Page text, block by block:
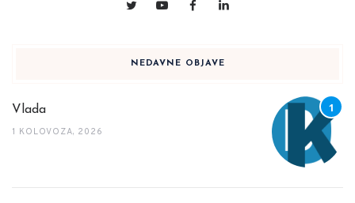
NEDAVNE OBJAVE
Vlada
1 KOLOVOZA, 2026